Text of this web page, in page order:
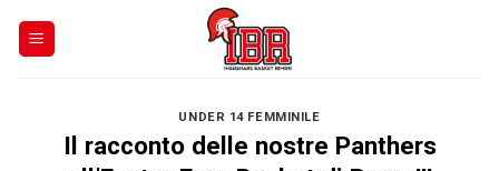
UNDER 14 FEMMINILE
Il racconto delle nostre Panthers